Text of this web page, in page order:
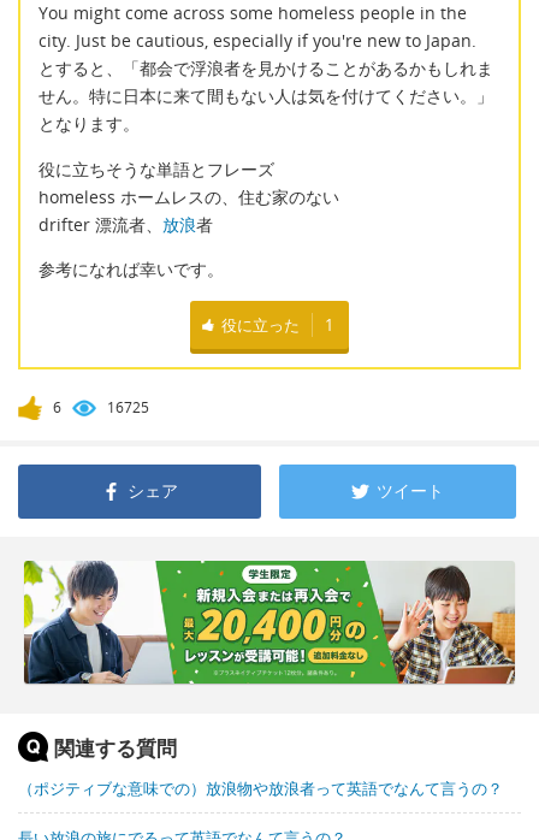
You might come across some homeless people in the
city. Just be cautious, especially if you're new to Japan.
とすると、「都会で浮浪者を見かけることがあるかもしれま
せん。特に日本に来て間もない人は気を付けてください。」
となります。
役に立ちそうな単語とフレーズ
homeless ホームレスの、住む家のない
drifter 漂流者、 放浪者
参考になれば幸いです。
役に立った 1
6 16725
シェア ツイート
関連する質問
（ポジティブな意味での）放浪物や放浪者って英語でなんて言うの？